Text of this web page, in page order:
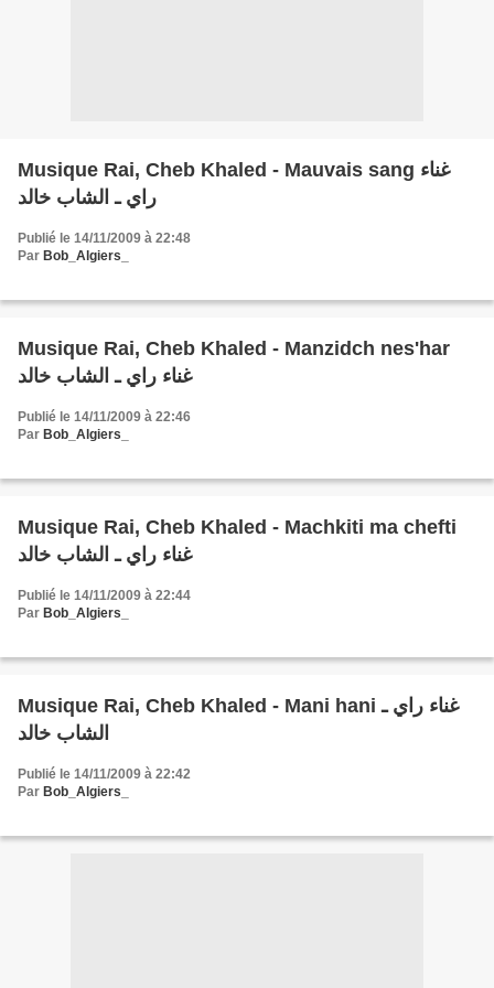
Musique Rai, Cheb Khaled - Mauvais sang غناء
راي ـ الشاب خالد
Publié le 14/11/2009 à 22:48
Par Bob_Algiers_
Musique Rai, Cheb Khaled - Manzidch nes'har
غناء راي ـ الشاب خالد
Publié le 14/11/2009 à 22:46
Par Bob_Algiers_
Musique Rai, Cheb Khaled - Machkiti ma chefti
غناء راي ـ الشاب خالد
Publié le 14/11/2009 à 22:44
Par Bob_Algiers_
Musique Rai, Cheb Khaled - Mani hani غناء راي ـ
الشاب خالد
Publié le 14/11/2009 à 22:42
Par Bob_Algiers_